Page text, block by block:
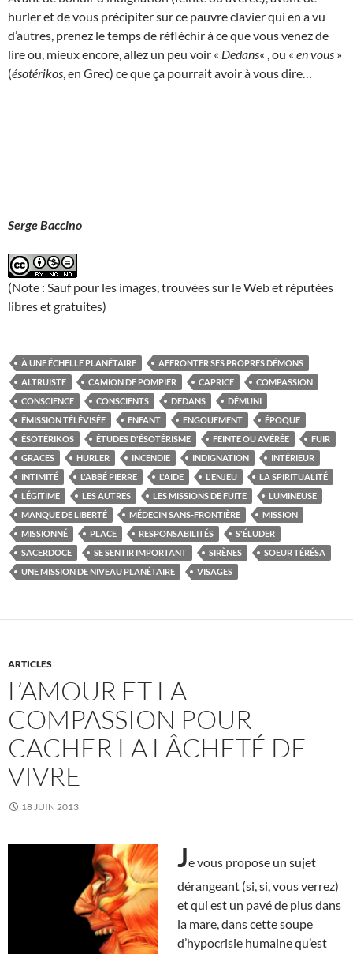
hurler et de vous précipiter sur ce pauvre clavier qui en a vu
d’autres, prenez le temps de réfléchir à ce que vous venez de
lire ou, mieux encore, allez un peu voir « Dedans« , ou « en vous »
(ésotérikos , en Grec) ce que ça pourrait avoir à vous dire…
Serge Baccino
(Note : Sauf pour les images, trouvées sur le Web et réputées
libres et gratuites)
À UNE ÉCHELLE PLANÉTAIRE
AFFRONTER SES PROPRES DÉMONS
ALTRUISTE
CAMION DE POMPIER CAPRICE
COMPASSION
CONSCIENCE
CONSCIENTS DEDANS
DÉMUNI
ÉMISSION TÉLÉVISÉE
ENFANT ENGOUEMENT
ÉPOQUE
ÉSOTÉRIKOS
ÉTUDES D'ÉSOTÉRISME FEINTE OU AVÉRÉE
FUIR
GRACES
HURLER INCENDIE INDIGNATION
INTÉRIEUR
INTIMITÉ
L'ABBÉ PIERRE L'AIDE L'ENJEU
LA SPIRITUALITÉ
LÉGITIME
LES AUTRES LES MISSIONS DE FUITE
LUMINEUSE
MANQUE DE LIBERTÉ
MÉDECIN SANS-FRONTIÈRE
MISSION
MISSIONNÉ
PLACE RESPONSABILITÉS
S'ÉLUDER
SACERDOCE
SE SENTIR IMPORTANT SIRÈNES
SOEUR TÉRÉSA
UNE MISSION DE NIVEAU PLANÉTAIRE
VISAGES
ARTICLES
L’AMOUR ET LA
COMPASSION POUR
CACHER LA LÂCHETÉ DE
VIVRE
18 JUIN 2013
Je vous propose un sujet
dérangeant (si, si, vous verrez)
et qui est un pavé de plus dans
la mare, dans cette soupe
d’hypocrisie humaine qu’est